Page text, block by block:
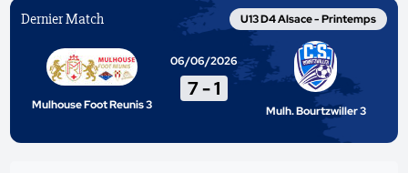
Dernier Match U13 D4 Alsace - Printemps
Mulhouse Foot Reunis 3
06/06/2026
7-1
Mulh. Bourtzwiller 3